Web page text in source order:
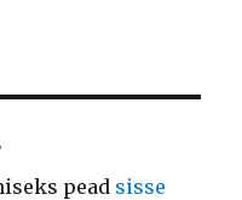
pead sisse